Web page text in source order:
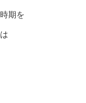
期を